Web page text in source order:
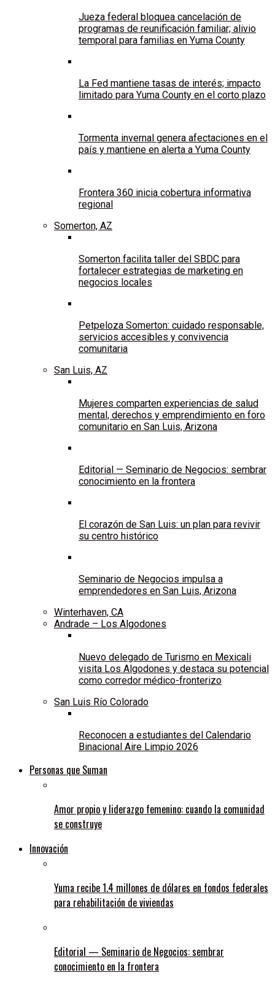
Jueza federal bloquea cancelación de
programas de reunificación familiar; alivio
temporal para familias en Yuma County
La Fed mantiene tasas de interés; impacto
limitado para Yuma County en el corto plazo
Tormenta invernal genera afectaciones en el
país y mantiene en alerta a Yuma County
Frontera 360 inicia cobertura informativa
regional
Somerton, AZ
Somerton facilita taller del SBDC para
fortalecer estrategias de marketing en
negocios locales
Petpeloza Somerton: cuidado responsable,
servicios accesibles y convivencia
comunitaria
San Luis, AZ
Mujeres comparten experiencias de salud
mental, derechos y emprendimiento en foro
comunitario en San Luis, Arizona
Editorial — Seminario de Negocios: sembrar
conocimiento en la frontera
El corazón de San Luis: un plan para revivir
su centro histórico
Seminario de Negocios impulsa a
emprendedores en San Luis, Arizona
Winterhaven, CA
Andrade – Los Algodones
Nuevo delegado de Turismo en Mexicali
visita Los Algodones y destaca su potencial
como corredor médico-fronterizo
San Luis Río Colorado
Reconocen a estudiantes del Calendario
Binacional Aire Limpio 2026
Personas que Suman
Amor propio y liderazgo femenino: cuando la comunidad
se construye
Innovación
Yuma recibe 1.4 millones de dólares en fondos federales
para rehabilitación de viviendas
Editorial — Seminario de Negocios: sembrar
conocimiento en la frontera